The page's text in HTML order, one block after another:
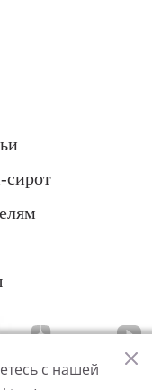
сирот
с нашей